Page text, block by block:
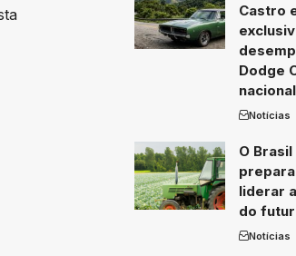
Castro
Dodge
nacional
Notícias
O
liderar
do
Notícias